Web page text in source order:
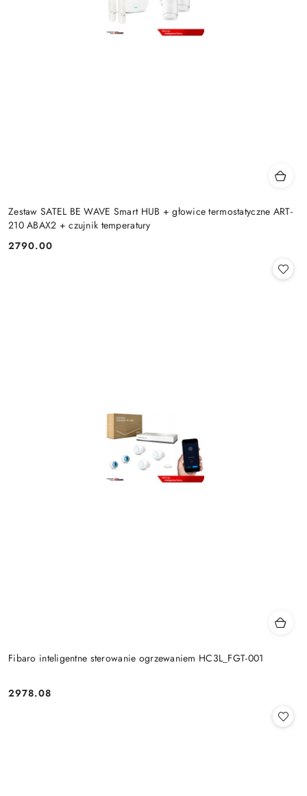
Zestaw SATEL BE WAVE Smart HUB + głowice termostatyczne ART-
210 ABAX2 + czujnik temperatury
Cena:
2790.00
Fibaro inteligentne sterowanie ogrzewaniem HC3L_FGT-001
Cena:
2978.08